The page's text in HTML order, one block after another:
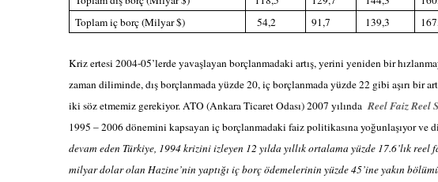
Toplam iç borç (Milyar $)
54,2 91,7 139,3
Kriz ertesi 2004-05’lerde yavaşlayan borçlanmadaki artış, yerini yeniden bir
zaman diliminde, dış borçlanmada yüzde 20, iç borçlanmada yüzde 22 gibi aşırı bir
iki söz etmemiz gerekiyor. ATO (Ankara Ticaret Odası) 2007 yılında Reel Faiz Reel
1995 – 2006 dönemini kapsayan iç borçlanmadaki faiz politikasına yoğunlaşıyor ve
devam eden Türkiye, 1994 krizini izleyen 12 yılda yıllık ortalama yüzde 17.6’lık
milyar dolar olan Hazine’nin yaptığı iç borç ödemelerinin yüzde 45’ine yakın